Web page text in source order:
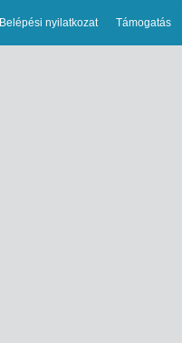
Belépési nyilatkozat Támogatás